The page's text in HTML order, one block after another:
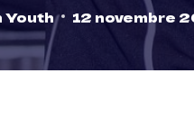
Youth 12 novembre